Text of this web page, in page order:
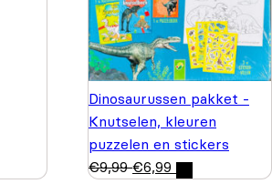
Dinosaurussen pakket -
Knutselen, kleuren
puzzelen en stickers
€9,99 €6,99